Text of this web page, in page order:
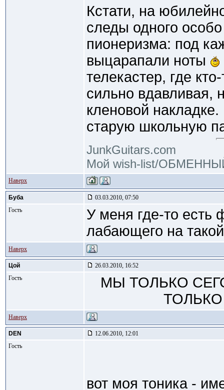
Кстати, на
следы одного
пионеризма: под
выцарапали ноты
телекастер, где
сильно вдавливая,
кленовой
старую школьную
JunkGuitars.com
Мой wish-list/
Наверх
Буба
03.03.2010, 07:50
Гость
У меня где-то есть
лабающего на
Наверх
Цой
26.03.2010, 16:52
Гость
МЫ ТОЛЬКО
ТОЛЬКО
Наверх
DEN
12.06.2010, 12:01
Гость
вот моя тоника -